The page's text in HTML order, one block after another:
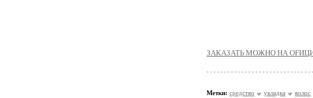
ЗАКАЗАТЬ MОЖНО НА
Метки: средство укладка волос